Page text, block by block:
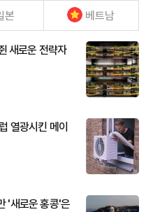
본 베트남
새로운 전략자
열광시킨 메이
'새로운 홍콩'은